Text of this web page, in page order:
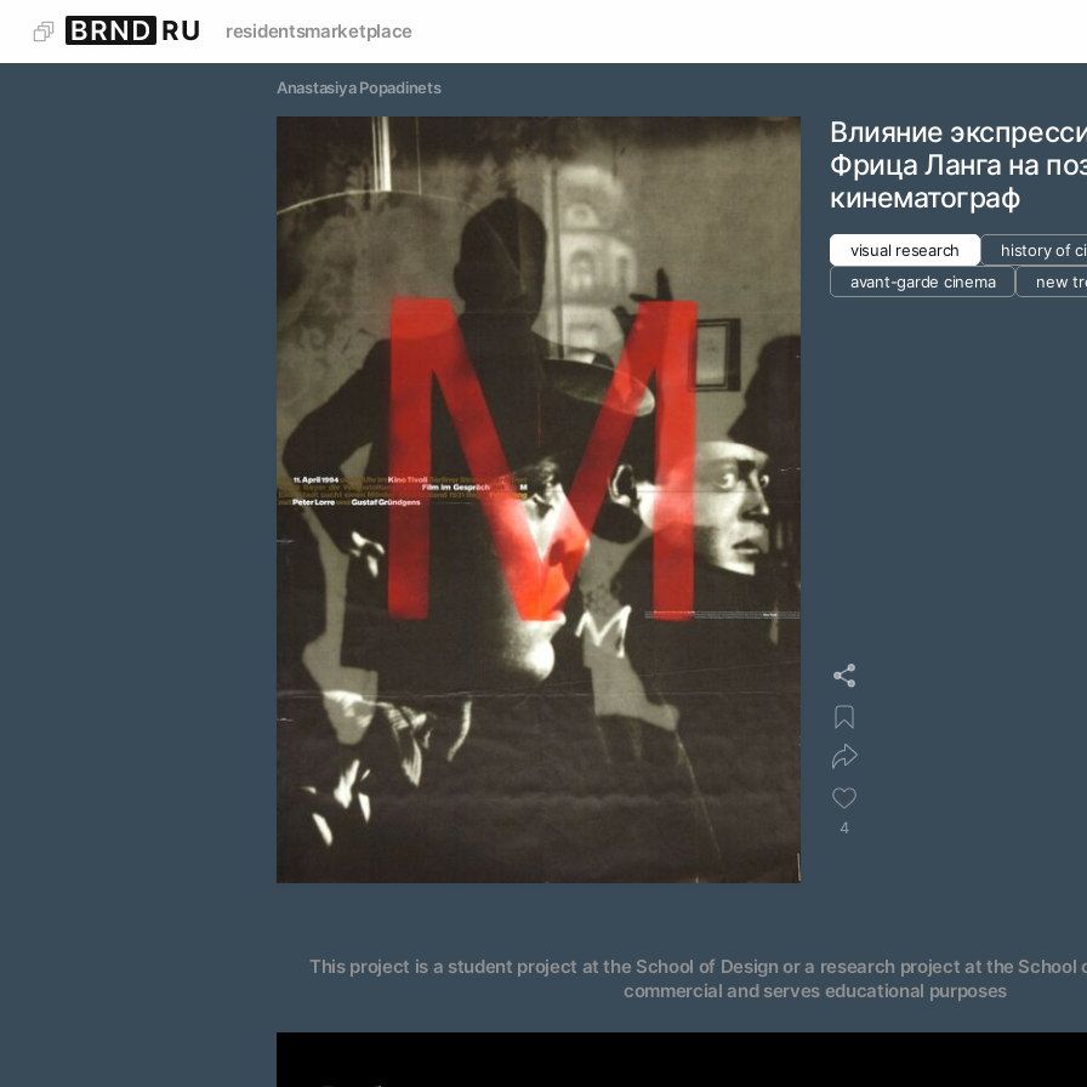
residentsmarketplace
Anastasiya Popadinets
Влияние
Фрица Ланга на
кинематограф
visual research history of
avant-garde cinema
new
4
This project is a student project at the School of Design or a research project at the School
commercial and serves educational purposes